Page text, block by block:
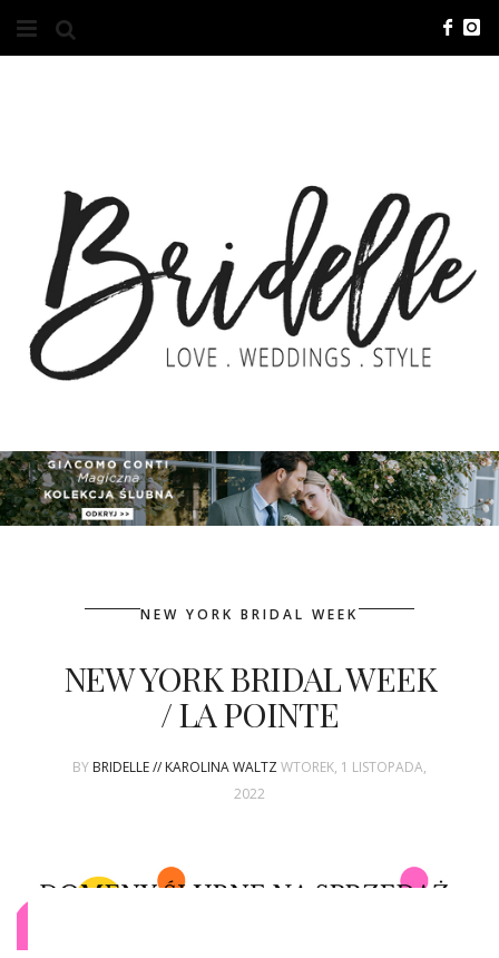
O NAS
KONTAKT
REKLAMA
ADVERTISING
ZGŁOSZENIA
KONKURSY
{HOT SEXY BEST}
NEW YORK BRIDAL WEEK
NEW YORK BRIDAL WEEK
/ LA POINTE
BY BRIDELLE // KAROLINA WALTZWTOREK, 1 LISTOPADA,
2022